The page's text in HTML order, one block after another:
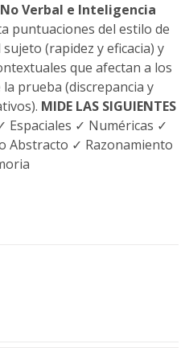
Verbal e Inteligencia
puntuaciones del estilo de
(rapidez y eficacia) y
que afectan a los
prueba (discrepancia y
MIDE LAS SIGUIENTES
Espaciales ✓ Numéricas ✓
Abstracto ✓ Razonamiento